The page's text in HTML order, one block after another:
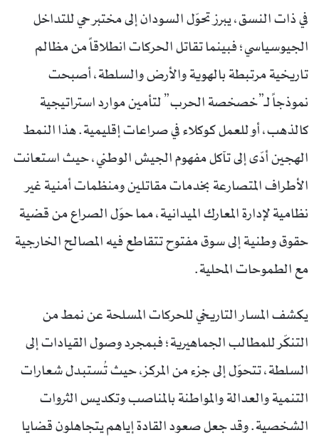
في ذات النسق، يبرز تحوّل السودان إلى مختبر حي للتداخل
الجيوسياسي؛ فبينما تقاتل الحركات انطلاقاً من مظالم
تاريخية مرتبطة بالهوية والأرض والسلطة، أصبحت
نموذجاً لـ”خصخصة الحرب” لتأمين موارد استراتيجية
كالذهب، أو للعمل كوكلاء في صراعات إقليمية. هذا النمط
الهجين أدّى إلى تآكل مفهوم الجيش الوطني، حيث استعانت
الأطراف المتصارعة بخدمات مقاتلين ومنظمات أمنية غير
نظامية لإدارة المعارك الميدانية، مما حوّل الصراع من قضية
حقوق وطنية إلى سوق مفتوح تتقاطع فيه المصالح الخارجية
مع الطموحات المحلية.
يكشف المسار التاريخي للحركات المسلحة عن نمط من
التنكّر للمطالب الجماهيرية؛ فبمجرد وصول القيادات إلى
السلطة، تتحوّل إلى جزء من المركز، حيث تُستبدل شعارات
التنمية والعدالة والمواطنة بالمناصب وتكديس الثروات
الشخصية. وقد جعل صعود القادة إياهم يتجاهلون قضايا